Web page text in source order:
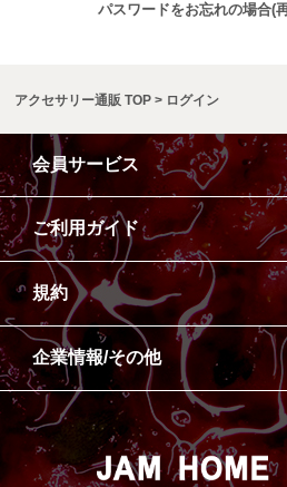
パスワードをお忘れの場合(
アクセサリー通販 TOP ログイン
会員サービス
ご利用ガイド
規約
企業情報/その他